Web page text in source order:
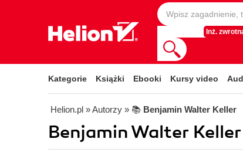
Inż.
Kategorie Książki Ebooki Kursy video
Helion.pl » Autorzy » 📚 Benjamin Walter Keller
Benjamin Walter